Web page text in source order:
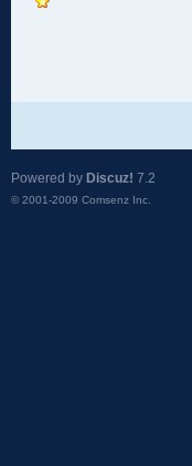
Powered by Discuz! 7.2
© 2001-2009 Comsenz Inc.